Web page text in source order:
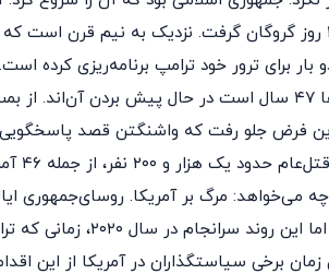
۵۲ آمریکایی را به مدت ۴۴۴ روز گروگان گرفت.
برای ترور خود ترامپ برنامه‌ریزی کرده
فرض جلو رفت که واشنگتن قصد پاسخگویی
می‌خواهد: مرگ بر آمریکا. روسای‌جمهوری
«دیپلماسی»